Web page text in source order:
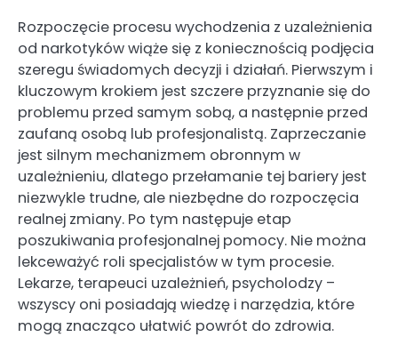
Rozpoczęcie procesu wychodzenia z uzależnienia
od narkotyków wiąże się z koniecznością podjęcia
szeregu świadomych decyzji i działań. Pierwszym i
kluczowym krokiem jest szczere przyznanie się do
problemu przed samym sobą, a następnie przed
zaufaną osobą lub profesjonalistą. Zaprzeczanie
jest silnym mechanizmem obronnym w
uzależnieniu, dlatego przełamanie tej bariery jest
niezwykle trudne, ale niezbędne do rozpoczęcia
realnej zmiany. Po tym następuje etap
poszukiwania profesjonalnej pomocy. Nie można
lekceważyć roli specjalistów w tym procesie.
Lekarze, terapeuci uzależnień, psycholodzy –
wszyscy oni posiadają wiedzę i narzędzia, które
mogą znacząco ułatwić powrót do zdrowia.